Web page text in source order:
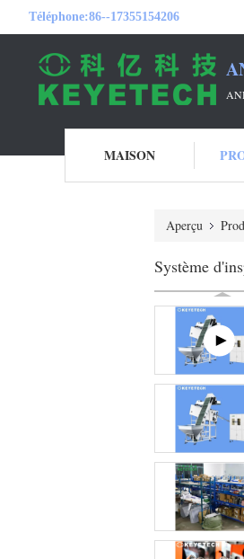
Téléphone:86--17355154206
MAISON
Aperçu
Système